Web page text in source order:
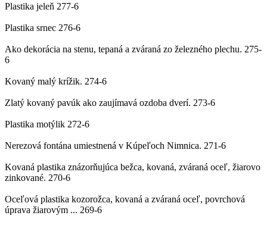
Plastika jeleň 277-6
Plastika srnec 276-6
Ako dekorácia na stenu, tepaná a zváraná zo železného plechu. 275-
6
Kovaný malý krížik. 274-6
Zlatý kovaný pavúk ako zaujímavá ozdoba dverí. 273-6
Plastika motýlik 272-6
Nerezová fontána umiestnená v Kúpeľoch Nimnica. 271-6
Kovaná plastika znázorňujúca bežca, kovaná, zváraná oceľ, žiarovo
zinkované. 270-6
Oceľová plastika kozorožca, kovaná a zváraná oceľ, povrchová
úprava žiarovým ... 269-6